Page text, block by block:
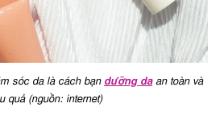
sóc da là cách bạn dưỡng daan toàn và
quả (nguồn: internet)